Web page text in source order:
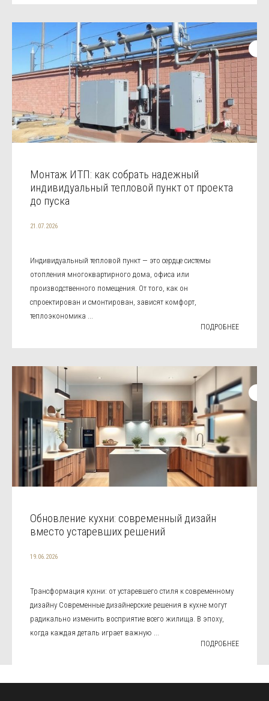
Монтаж ИТП: как собрать надежный
индивидуальный тепловой пункт от проекта
до пуска
21.07.2026
Индивидуальный тепловой пункт — это сердце системы
отопления многоквартирного дома, офиса или
производственного помещения. От того, как он
спроектирован и смонтирован, зависят комфорт,
теплоэкономика ...
ПОДРОБНЕЕ
Обновление кухни: современный дизайн
вместо устаревших решений
19.06.2026
Трансформация кухни: от устаревшего стиля к современному
дизайну Современные дизайнерские решения в кухне могут
радикально изменить восприятие всего жилища. В эпоху,
когда каждая деталь играет важную ...
ПОДРОБНЕЕ